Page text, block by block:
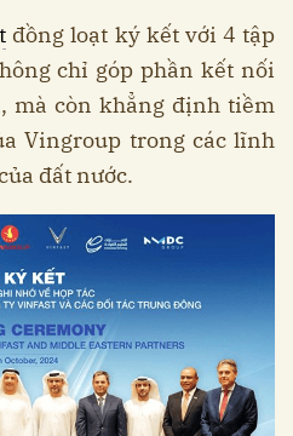
đồng loạt ký kết với 4 tập
chỉ góp phần kết nối
mà còn khẳng định tiềm
Vingroup trong các lĩnh
đất nước.